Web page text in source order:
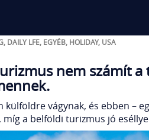
idén külföldön
, DAILY LFE, EGYÉB, HOLIDAY, USA
nem számít
külföldre vágynak, és ebben –
míg a belföldi turizmus jó